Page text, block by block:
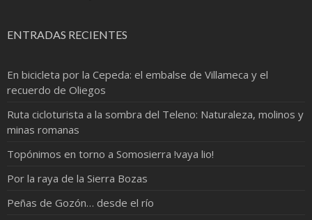
ENTRADAS RECIENTES
En bicicleta por la Cepeda: el embalse de Villameca y el
recuerdo de Oliegos
Ruta cicloturista a la sombra del Teleno: Naturaleza, molinos y
minas romanas
Topónimos en torno a Somosierra !vaya lio!
Por la raya de la Sierra Bozas
Peñas de Gozón… desde el río